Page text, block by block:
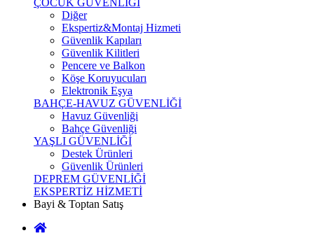
Diğer
Ekspertiz&Montaj Hizmeti
Güvenlik Kapıları
Güvenlik Kilitleri
Pencere ve Balkon
Köşe Koruyucuları
Elektronik Eşya
BAHÇE-HAVUZ GÜVENLİĞİ
Havuz Güvenliği
Bahçe Güvenliği
YAŞLI GÜVENLİĞİ
Destek Ürünleri
Güvenlik Ürünleri
DEPREM GÜVENLİĞİ
EKSPERTİZ HİZMETİ
Bayi & Toptan Satış